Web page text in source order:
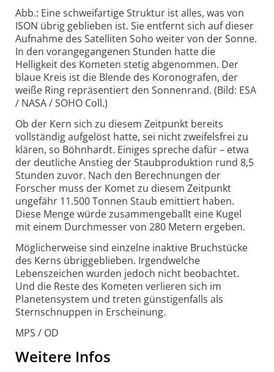
Abb.: Eine schweifartige Struktur ist alles, was von
ISON übrig geblieben ist. Sie entfernt sich auf dieser
Aufnahme des Satelliten Soho weiter von der Sonne.
In den vorangegangenen Stunden hatte die
Helligkeit des Kometen stetig abgenommen. Der
blaue Kreis ist die Blende des Koronografen, der
weiße Ring repräsentiert den Sonnenrand. (Bild: ESA
/ NASA / SOHO Coll.)
Ob der Kern sich zu diesem Zeitpunkt bereits
vollständig aufgelöst hatte, sei nicht zweifelsfrei zu
klären, so Böhnhardt. Einiges spreche dafür – etwa
der deutliche Anstieg der Staubproduktion rund 8,5
Stunden zuvor. Nach den Berechnungen der
Forscher muss der Komet zu diesem Zeitpunkt
ungefähr 11.500 Tonnen Staub emittiert haben.
Diese Menge würde zusammengeballt eine Kugel
mit einem Durchmesser von 280 Metern ergeben.
Möglicherweise sind einzelne inaktive Bruchstücke
des Kerns übriggeblieben. Irgendwelche
Lebenszeichen wurden jedoch nicht beobachtet.
Und die Reste des Kometen verlieren sich im
Planetensystem und treten günstigenfalls als
Sternschnuppen in Erscheinung.
MPS / OD
Weitere Infos